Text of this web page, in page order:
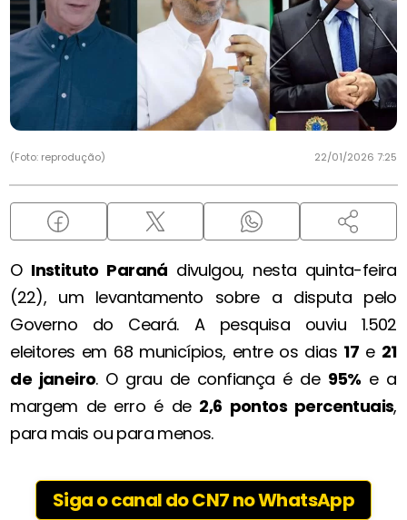
(Foto: reprodução) 22/01/2026 7:25
O Instituto Paraná divulgou, nesta quinta-feira
(22), um levantamento sobre a disputa pelo
Governo do Ceará. A pesquisa ouviu 1.502
eleitores em 68 municípios, entre os dias 17 e 21
de janeiro. O grau de confiança é de 95% e a
margem de erro é de 2,6 pontos percentuais,
para mais ou para menos.
Siga o canal do CN7 no WhatsApp